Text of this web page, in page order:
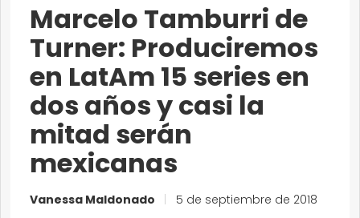
Marcelo Tamburri de
Turner: Produciremos
en LatAm 15 series en
dos años y casi la
mitad serán
mexicanas
Vanessa Maldonado 5 de septiembre de 2018